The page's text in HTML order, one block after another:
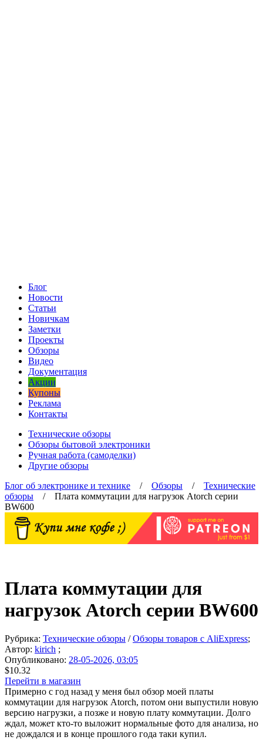
Блог
Новости
Статьи
Новичкам
Заметки
Проекты
Обзоры
Видео
Документация
Акции
Купоны
Реклама
Контакты
Технические обзоры
Обзоры бытовой электроники
Ручная работа (самоделки)
Другие обзоры
Блог об электронике и технике / Обзоры / Технические
обзоры / Плата коммутации для нагрузок Atorch серии
BW600
Плата коммутации для
нагрузок Atorch серии BW600
Рубрика: Технические обзоры /Обзоры товаров с AliExpress;
Автор: kirich ;
Опубликовано: 28-05-2026, 03:05
$10.32
Перейти в магазин
Примерно с год назад у меня был обзор моей платы
коммутации для нагрузок Atorch, потом они выпустили новую
версию нагрузки, а позже и новую плату коммутации. Долго
ждал, может кто-то выложит нормальные фото для анализа, но
не дождался и в конце прошлого года таки купил.